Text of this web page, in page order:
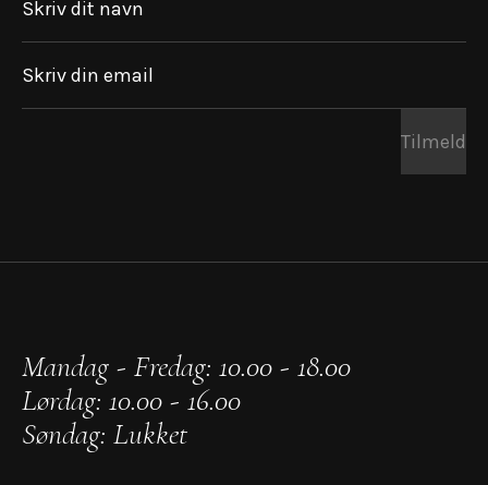
Skriv dit navn
Skriv din email
Tilmeld
Mandag - Fredag: 10.00 - 18.00
Lørdag: 10.00 - 16.00
Søndag: Lukket